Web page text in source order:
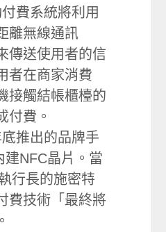
費系統將利用
離無線通訊
傳送使用者的信
者在商家消費
接觸結帳櫃檯的
付費。
推出的品牌手
建NFC晶片。當
行長的施密特
費技術「最終將